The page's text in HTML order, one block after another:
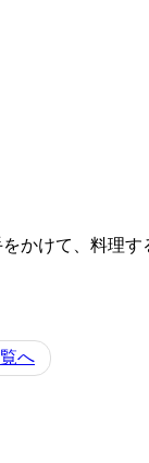
かけて、料理
へ